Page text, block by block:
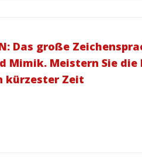
Das große
Mimik. Meistern Sie
kürzester Zeit